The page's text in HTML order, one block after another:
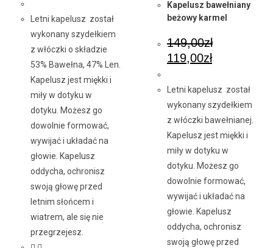
Letni kapelusz został
wykonany szydełkiem
z włóczki o składzie
53% Bawełna, 47% Len.
Kapelusz jest miękki i
miły w dotyku w
dotyku. Możesz go
dowolnie formować,
wywijać i układać na
głowie. Kapelusz
oddycha, ochronisz
swoją głowę przed
letnim słońcem i
wiatrem, ale się nie
przegrzejesz.
Kapelusz bawełniany
beżowy karmel
149,00zł
119,00zł
Letni kapelusz został
wykonany szydełkiem
z włóczki bawełnianej.
Kapelusz jest miękki i
miły w dotyku w
dotyku. Możesz go
dowolnie formować,
wywijać i układać na
głowie. Kapelusz
oddycha, ochronisz
swoją głowę przed